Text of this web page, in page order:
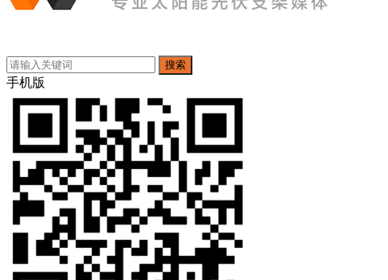
搜索
手机版